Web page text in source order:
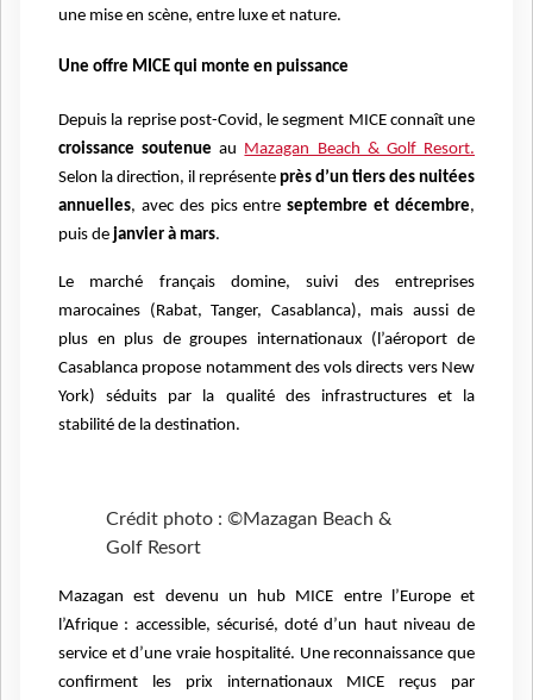
une mise en scène, entre luxe et nature.
Une offre MICE qui monte en puissance
Depuis la reprise post-Covid, le segment MICE connaît une
croissance soutenue au Mazagan Beach & Golf Resort.
Selon la direction, il représente près d’un tiers des nuitées
annuelles, avec des pics entreseptembre et décembre,
puis de janvier à mars.
Le marché français domine, suivi des entreprises
marocaines (Rabat, Tanger, Casablanca), mais aussi de
plus en plus de groupes internationaux (l’aéroport de
Casablanca propose notamment des vols directs vers New
York) séduits par la qualité des infrastructures et la
stabilité de la destination.
Crédit photo : ©Mazagan Beach &
Golf Resort
Mazagan est devenu un hub MICE entre l’Europe et
l’Afrique : accessible, sécurisé, doté d’un haut niveau de
service et d’une vraie hospitalité. Une reconnaissance que
confirment les prix internationaux MICE reçus par